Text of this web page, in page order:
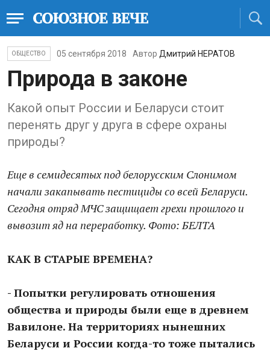
ОБЩЕСТВО 05 сентября 2018 Автор Дмитрий НЕРАТОВ
Природа в законе
Какой опыт России и Беларуси стоит
перенять друг у друга в сфере охраны
природы?
Еще в семидесятых под белорусским Слонимом
начали закапывать пестициды со всей Беларуси.
Сегодня отряд МЧС защищает грехи прошлого и
вывозит яд на переработку. Фото: БЕЛТА
КАК В СТАРЫЕ ВРЕМЕНА?
- Попытки регулировать отношения
общества и природы были еще в древнем
Вавилоне. На территориях нынешних
Беларуси и России когда-то тоже пытались